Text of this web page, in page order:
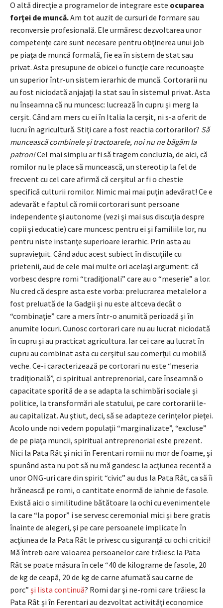
O altă direcţie a programelor de integrare este ocuparea
forţei de muncă.Am tot auzit de cursuri de formare sau
reconversie profesională. Ele urmăresc dezvoltarea unor
competenţe care sunt necesare pentru obţinerea unui job
pe piaţa de muncă formală, fie ea în sistem de stat sau
privat. Asta presupune de obicei o funcţie care recunoaşte
un superior într-un sistem ierarhic de muncă. Cortorarii nu
au fost niciodată anjajaţi la stat sau în sistemul privat. Asta
nu înseamna că nu muncesc: lucrează în cupru şi merg la
cerşit. Când am mers cu ei în Italia la cerşit, ni s-a oferit de
lucru în agricultură. Stiţi care a fost reactia cortorarilor? Să
muncească combinele şi tractoarele, noi nu ne băgăm la
patron!Cel mai simplu ar fi să tragem concluzia, de aici, că
romilor nu le place să muncească, un stereotip la fel de
frecvent cu cel care afirmă că cerşitul ar fi o chestie
specifică culturii romilor. Nimic mai mai puţin adevărat! Ce e
adevarăt e faptul că romii cortorari sunt persoane
independente şi autonome (vezi şi mai sus discuţia despre
copii şi educatie) care muncesc pentru ei şi familiile lor, nu
pentru niste instanţe superioare ierarhic. Prin asta au
supravieţuit. Când aduc acest subiect în discuţiile cu
prietenii, aud de cele mai multe ori acelaşi argument: că
vorbesc despre romi “tradiţionali” care au o “meserie” a lor.
Nu cred că despre asta este vorba: prelucrarea metalelor a
fost preluată de la Gadgii şi nu este altceva decât o
“combinaţie” care a mers într-o anumită perioadă şi în
anumite locuri. Cunosc cortorari care nu au lucrat niciodată
în cupru şi au practicat agricultura. Iar cei care au lucrat în
cupru au combinat asta cu cerşitul sau comerţul cu mobilă
veche. Ce-i caracterizează pe cortorari nu este “meseria
tradiţională”, ci spiritual antreprenorial, care înseamnă o
capacitate sporită de a se adapta la schimbări sociale şi
politice, la transformări ale statului, pe care cortorarii le-
au capitalizat. Au ştiut, deci, să se adapteze cerinţelor pieţei.
Acolo unde noi vedem populaţii “marginalizate”, “excluse”
de pe piaţa muncii, spiritual antreprenorial este prezent.
Nici la Pata Rât şi nici în Ferentari romii nu mor de foame, şi
spunând asta nu pot să nu mă gandesc la acţiunea recentă a
unor ONG-uri care din spirit “civic” au dus la Pata Rât, ca să îi
hrănească pe romi, o cantitate enormă de iahnie de fasole.
Există aici o similitudine bătătoare la ochi cu evenimentele
la care “la popor” i se servesc ceremonial mici şi bere gratis
înainte de alegeri, şi pe care persoanele implicate în
acţiunea de la Pata Rât le privesc cu siguranţă cu ochi critici!
Mă întreb oare valoarea persoanelor care trăiesc la Pata
Rât se poate măsura în cele “40 de kilograme de fasole, 20
de kg de ceapă, 20 de kg de carne afumată sau carne de
porc” şi lista continuă? Romi dar şi ne-romi care trăiesc la
Pata Rât şi în Ferentari au dezvoltat activităţi economice